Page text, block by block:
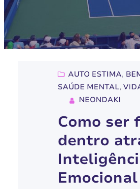
AUTO ESTIMA,
SAÚDE MENTAL,
NEONDAKI
Como ser
dentro
Emocional